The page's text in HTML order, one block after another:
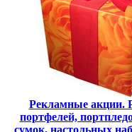
Рекламные акции.
портфелей,
сумок, настольных